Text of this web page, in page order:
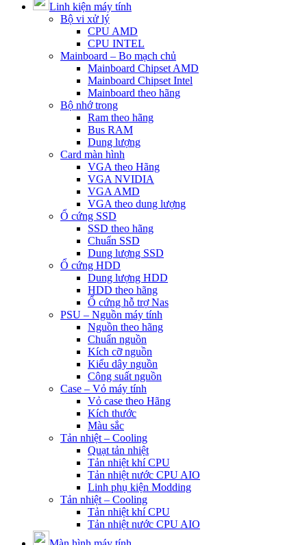
Linh kiện máy tính
Bộ vi xử lý
CPU AMD
CPU INTEL
Mainboard – Bo mạch chủ
Mainboard Chipset AMD
Mainboard Chipset Intel
Mainboard theo hãng
Bộ nhớ trong
Ram theo hãng
Bus RAM
Dung lượng
Card màn hình
VGA theo Hãng
VGA NVIDIA
VGA AMD
VGA theo dung lượng
Ổ cứng SSD
SSD theo hãng
Chuẩn SSD
Dung lượng SSD
Ổ cứng HDD
Dung lượng HDD
HDD theo hãng
Ổ cứng hỗ trợ Nas
PSU – Nguồn máy tính
Nguồn theo hãng
Chuẩn nguồn
Kích cỡ nguồn
Kiểu dây nguồn
Công suất nguồn
Case – Vỏ máy tính
Vỏ case theo Hãng
Kích thước
Màu sắc
Tản nhiệt – Cooling
Quạt tản nhiệt
Tản nhiệt khí CPU
Tản nhiệt nước CPU AIO
Linh phụ kiện Modding
Tản nhiệt – Cooling
Tản nhiệt khí CPU
Tản nhiệt nước CPU AIO